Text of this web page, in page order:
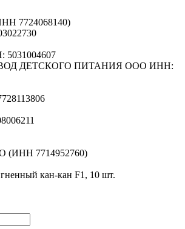
кан-кан F1, 10 шт.